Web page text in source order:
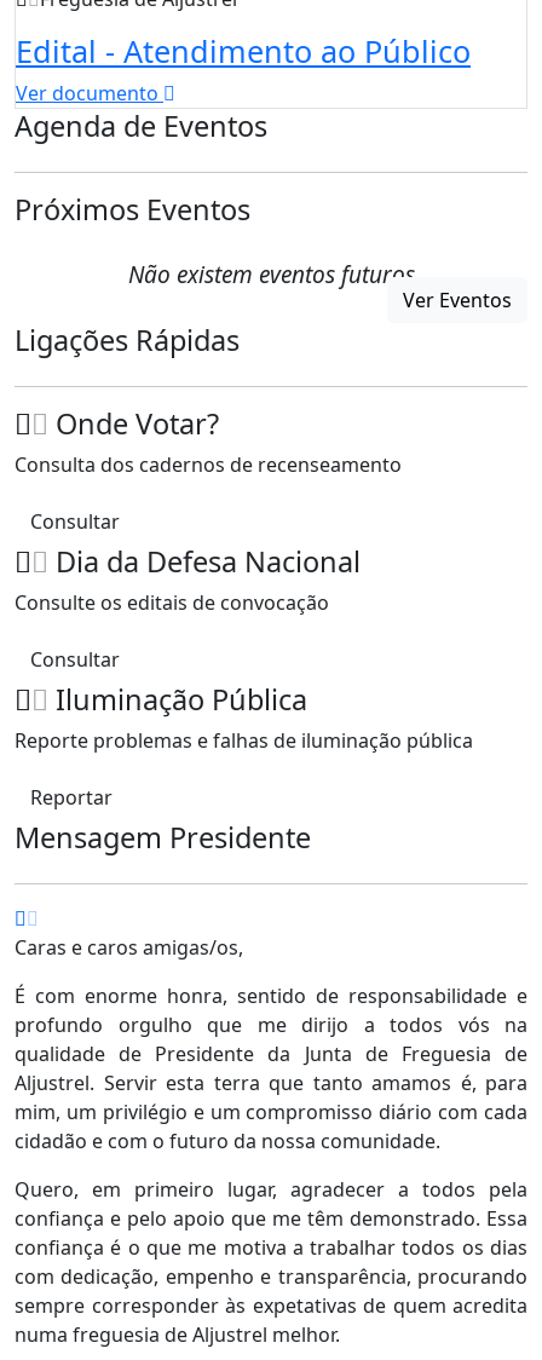
Edital - Atendimento ao Público
Ver documento
Agenda de Eventos
Próximos Eventos
Não existem eventos futuros
Ver Eventos
Ligações Rápidas
Onde Votar?
Consulta dos cadernos de recenseamento
Consultar
Dia da Defesa Nacional
Consulte os editais de convocação
Consultar
Iluminação Pública
Reporte problemas e falhas de iluminação pública
Reportar
Mensagem Presidente
Caras e caros amigas/os,
É com enorme honra, sentido de responsabilidade e
profundo orgulho que me dirijo a todos vós na
qualidade de Presidente da Junta de Freguesia de
Aljustrel. Servir esta terra que tanto amamos é, para
mim, um privilégio e um compromisso diário com cada
cidadão e com o futuro da nossa comunidade.
Quero, em primeiro lugar, agradecer a todos pela
confiança e pelo apoio que me têm demonstrado. Essa
confiança é o que me motiva a trabalhar todos os dias
com dedicação, empenho e transparência, procurando
sempre corresponder às expetativas de quem acredita
numa freguesia de Aljustrel melhor.